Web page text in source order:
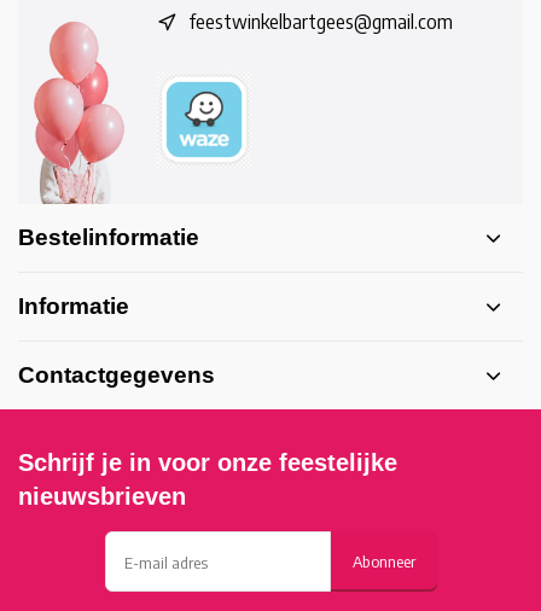
feestwinkelbartgees@gmail.com
Bestelinformatie
Informatie
Contactgegevens
Schrijf je in voor onze feestelijke
nieuwsbrieven
Abonneer